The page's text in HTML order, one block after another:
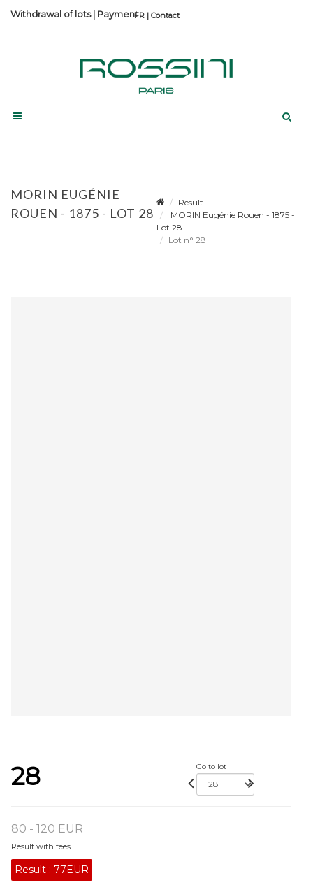
Contact
Withdrawal of lots| Payment
MORIN EUGÉNIE
ROUEN - 1875 - LOT 28
Result
MORIN Eugénie Rouen - 1875 -
Lot 28
Lot n° 28
28 Go to lot
80 - 120 EUR
Result with fees
Result : 77EUR